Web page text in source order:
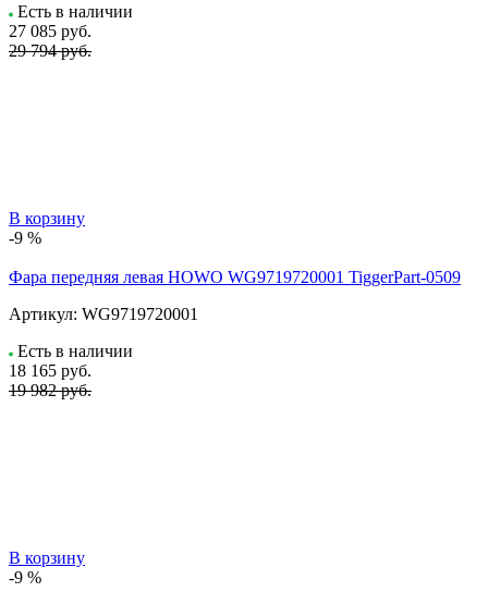
Есть в наличии
27 085 руб.
29 794 руб.
В корзину
-9 %
Фара передняя левая HOWO WG9719720001 TiggerPart-0509
Артикул: WG9719720001
Есть в наличии
18 165 руб.
19 982 руб.
В корзину
-9 %